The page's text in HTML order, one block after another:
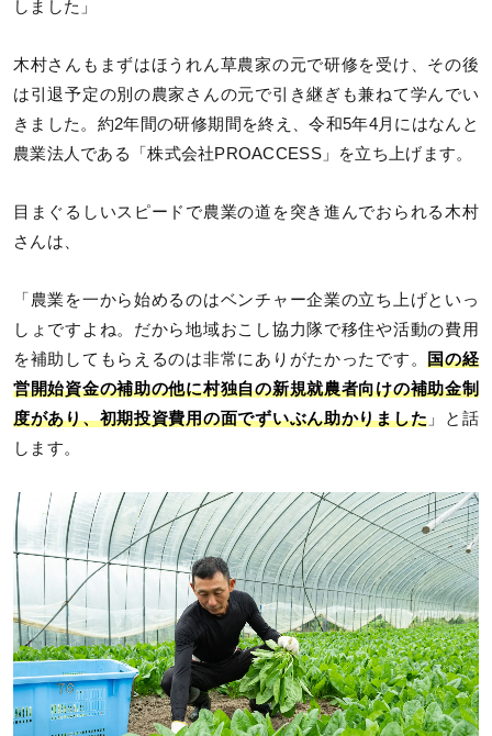
しました」
木村さんもまずはほうれん草農家の元で研修を受け、その後
は引退予定の別の農家さんの元で引き継ぎも兼ねて学んでい
きました。約2年間の研修期間を終え、令和5年4月にはなんと
農業法人である「株式会社PROACCESS」を立ち上げます。
目まぐるしいスピードで農業の道を突き進んでおられる木村
さんは、
「農業を一から始めるのはベンチャー企業の立ち上げといっ
しょですよね。だから地域おこし協力隊で移住や活動の費用
を補助してもらえるのは非常にありがたかったです。国の経
営開始資金の補助の他に村独自の新規就農者向けの補助金制
度があり、初期投資費用の面でずいぶん助かりました 」と話
します。